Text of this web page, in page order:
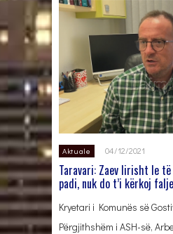
Aktuale 04/12/2021
Taravari: Zaev lirisht le
padi, nuk do t’i kërkoj falje
Kryetari i Komunës së
Përgjithshëm i ASH-së,